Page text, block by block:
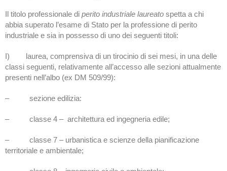
Il titolo professionale di perito industriale laureato spetta a chi
abbia superato l’esame di Stato per la professione di perito
industriale e sia in possesso di uno dei seguenti titoli:
I) laurea, comprensiva di un tirocinio di sei mesi, in una delle
classi seguenti, relativamente all’accesso alle sezioni attualmente
presenti nell’albo (ex DM 509/99):
– sezione edilizia:
– classe 4 – architettura ed ingegneria edile;
– classe 7 – urbanistica e scienze della pianificazione
territoriale e ambientale;